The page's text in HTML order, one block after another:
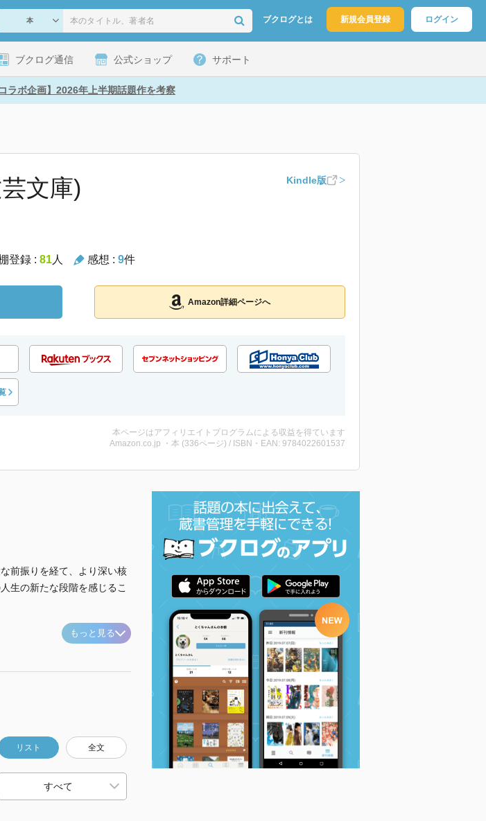
ブクログとは 新規会員登録 ログイン
ブクログ通信 公式ショップ サポート
ラボ企画】2026年上半期話題作を考察
文庫) Kindle版
登録 : 81人 感想 : 9件
Amazon詳細ページへ
本ページはアフィリエイトプログラムによる収益を得ています
Amazon.co.jp ・本 (336ページ) / ISBN・EAN: 9784022601537
前振りを経て、より深い核
生の新たな段階を感じるこ
もっと見る
リスト 全文